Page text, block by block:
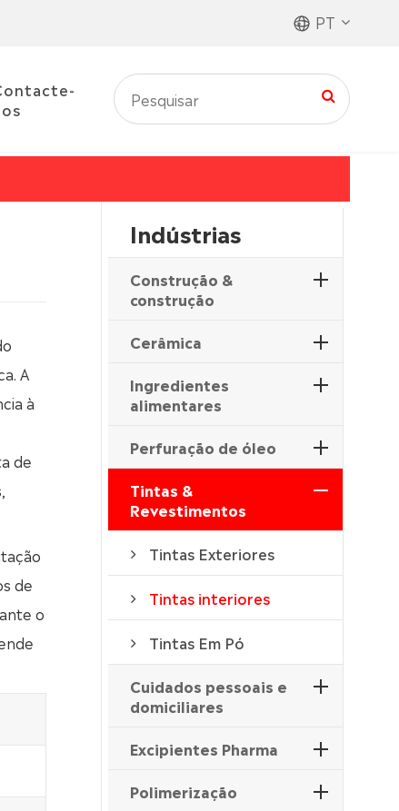
PT
A
à
de
de
o
Indústrias
Construção &
construção
Cerâmica
Ingredientes
alimentares
Perfuração de óleo
Tintas &
Revestimentos
Tintas Exteriores
Tintas interiores
Tintas Em Pó
Cuidados pessoais e
domiciliares
Excipientes Pharma
Polimerização